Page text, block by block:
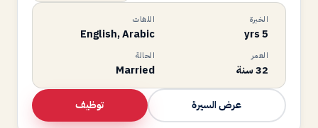
الخبرة
5 yrs
اللغات
English, Arabic
العمر
32 سنة
الحالة
Married
عرض السيرة توظيف